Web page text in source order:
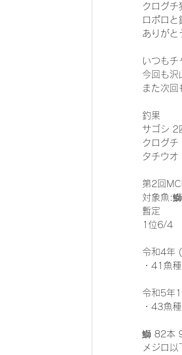
クログチ
ロポロと
ありがと
いつもチ
今回も沢
また次
釣果
サゴシ 2
クログチ
タチウオ
第2回
対象魚:鰤
暫定
1位6/4
令和4年
・41魚
令和5年
・43魚
鰤 82本
メジロ